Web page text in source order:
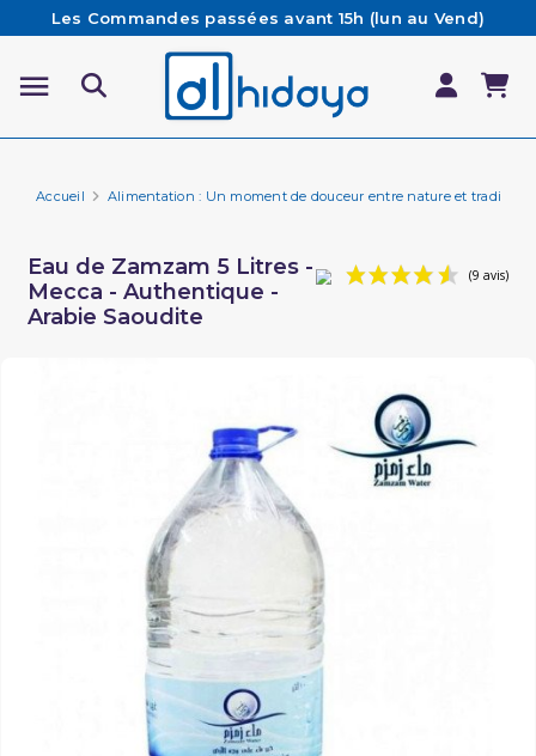
Les Commandes passées avant 15h (lun au Vend)
sont préparées et expédiées le jour même
Besoin d'aide ? Retrouvez notre FAQ
Livraison offerte à partir de 65€ d'achat*
Accueil Alimentation : Un moment de douceur entre nature et tradition
Eau de Zamzam 5 Litres -
Mecca - Authentique -
Arabie Saoudite